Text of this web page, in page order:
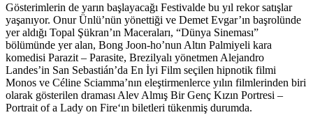
Gösterimlerin de yarın başlayacağı Festivalde bu yıl rekor satışlar
yaşanıyor. Onur Ünlü’nün yönettiği ve Demet Evgar’ın başrolünde
yer aldığı Topal Şükran’ın Maceraları, “Dünya Sineması”
bölümünde yer alan, Bong Joon-ho’nun Altın Palmiyeli kara
komedisi Parazit – Parasite, Brezilyalı yönetmen Alejandro
Landes’in San Sebastián’da En İyi Film seçilen hipnotik filmi
Monos ve Céline Sciamma’nın eleştirmenlerce yılın filmlerinden biri
olarak gösterilen draması Alev Almış Bir Genç Kızın Portresi –
Portrait of a Lady on Fire‘ın biletleri tükenmiş durumda.